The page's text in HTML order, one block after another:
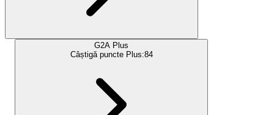
G2A Plus
Câștigă puncte Plus:84